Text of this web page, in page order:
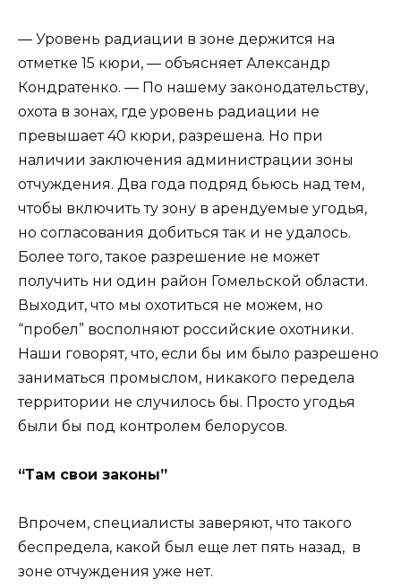
— Уровень радиации в зоне держится на
отметке 15 кюри, — объясняет Александр
Кондратенко. — По нашему законодательству,
охота в зонах, где уровень радиации не
превышает 40 кюри, разрешена. Но при
наличии заключения администрации зоны
отчуждения. Два года подряд бьюсь над тем,
чтобы включить ту зону в арендуемые угодья,
но согласования добиться так и не удалось.
Более того, такое разрешение не может
получить ни один район Гомельской области.
Выходит, что мы охотиться не можем, но
“пробел” восполняют российские охотники.
Наши говорят, что, если бы им было разрешено
заниматься промыслом, никакого передела
территории не случилось бы. Просто угодья
были бы под контролем белорусов.
“Там свои законы”
Впрочем, специалисты заверяют, что такого
беспредела, какой был еще лет пять назад, в
зоне отчуждения уже нет.